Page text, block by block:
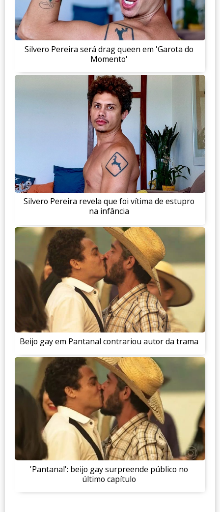
Silvero Pereira será drag queen em 'Garota do
Momento'
Silvero Pereira revela que foi vítima de estupro
na infância
Beijo gay em Pantanal contrariou autor da trama
'Pantanal': beijo gay surpreende público no
último capítulo